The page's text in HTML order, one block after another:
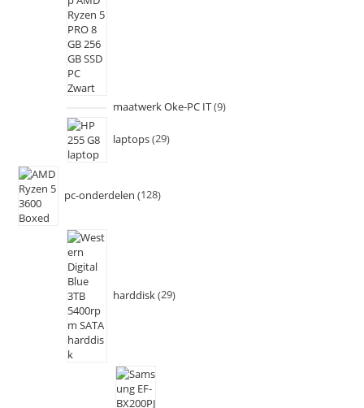
maatwerk Oke-PC IT 9
laptops 29
pc-onderdelen 128
harddisk 29